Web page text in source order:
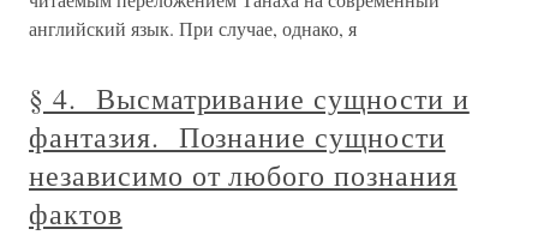
английский язык. При случае, однако, я
§ 4. Высматривание сущности и
фантазия. Познание сущности
независимо от любого познания
фактов